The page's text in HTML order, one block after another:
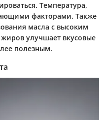
Температура,
факторами. Также
масла с высоким
улучшает вкусовые
полезным.